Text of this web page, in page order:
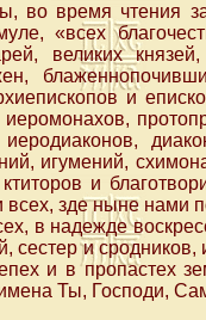
во время чтения
«всех
великих
и
иеродиаконов,
игумений,
и
всех, зде ныне нами
в надeжде
сестер и
и в пропастех
Ты, Господи,